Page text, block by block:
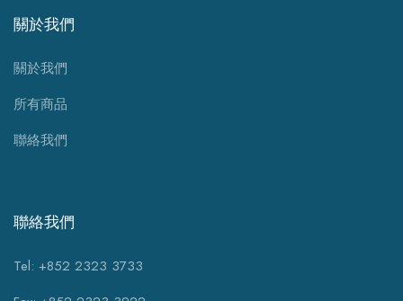
關於我們
關於我們
所有商品
聯絡我們
聯絡我們
Tel: +852 2323 3733